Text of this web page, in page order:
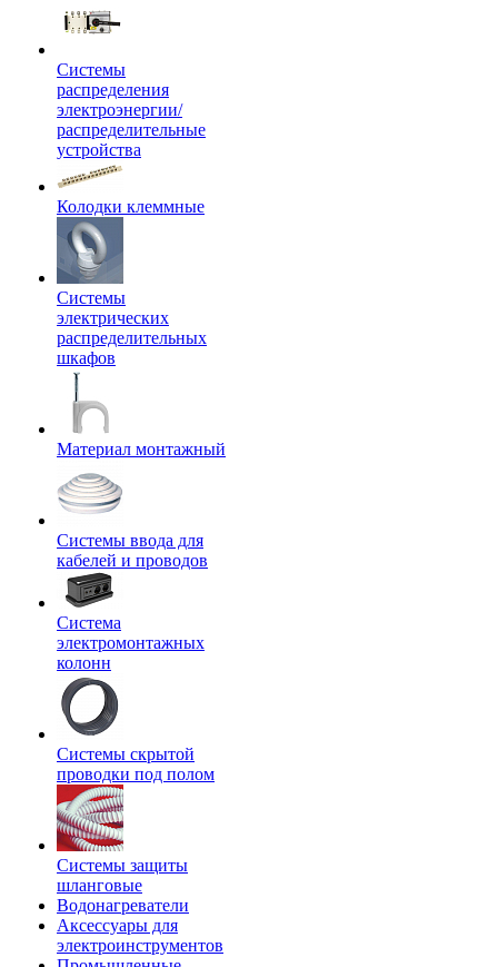
Системы
распределения
электроэнергии/
распределительные
устройства
Колодки клеммные
Системы
электрических
распределительных
шкафов
Материал монтажный
Системы ввода для
кабелей и проводов
Система
электромонтажных
колонн
Системы скрытой
проводки под полом
Системы защиты
шланговые
Водонагреватели
Аксессуары для
электроинструментов